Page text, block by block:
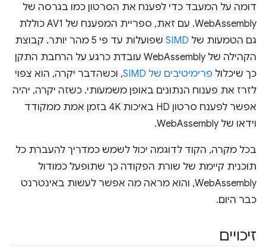
דומה על המעבד כדי לפענח את הסרטון כמו בגרסה של
WebAssembly. עם זאת, ספריית המפענח של AV1 כוללת
גם הטמעות של SIMD
שפועלות עד פי 5 מהר יותר. קבוצת
הקהילה של WebAssembly עובדת כרגע על הרחבת התקן
כך שיכלול פרימיטיבים של SIMD
, וכשהדבר יקרה, הוא צפוי
לזרז את פענוח הנתונים באופן משמעותי. כשזה יקרה, יהיה
אפשר לפענח סרטון HD באיכות 4K בזמן אמת ממקודד
וידאו של WebAssembly.
בכל מקרה, הקוד לדוגמה יכול לשמש כמדריך להעברת כל
תוכנית קיימת של שורת הפקודה כך שתופעל כמודול
WebAssembly, והוא מראה מה אפשר לעשות באינטרנט
כבר היום.
זיכויים